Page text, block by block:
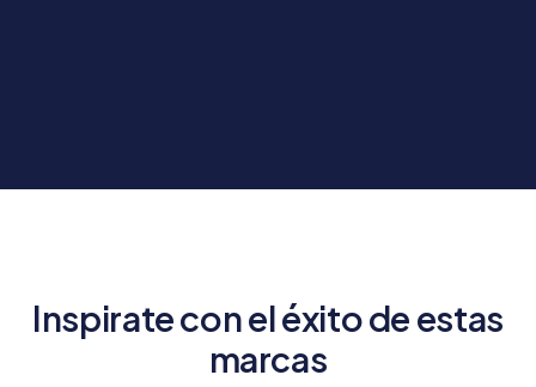
Inspirate con el éxito de estas
marcas